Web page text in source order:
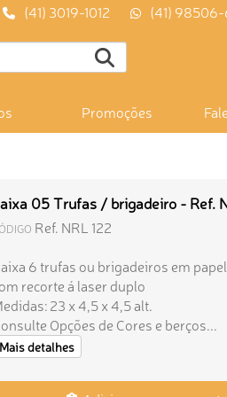
(41) 3019-1012 (41)
Promoções
05 Trufas / brigadeiro - Ref.
Ref. NRL 122
6 trufas ou brigadeiros em
recorte á laser duplo
23 x 4,5 x 4,5 alt.
Opções de Cores e berços...
Mais detalhes